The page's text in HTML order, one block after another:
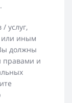
услуг,
или иным
должны
правами и